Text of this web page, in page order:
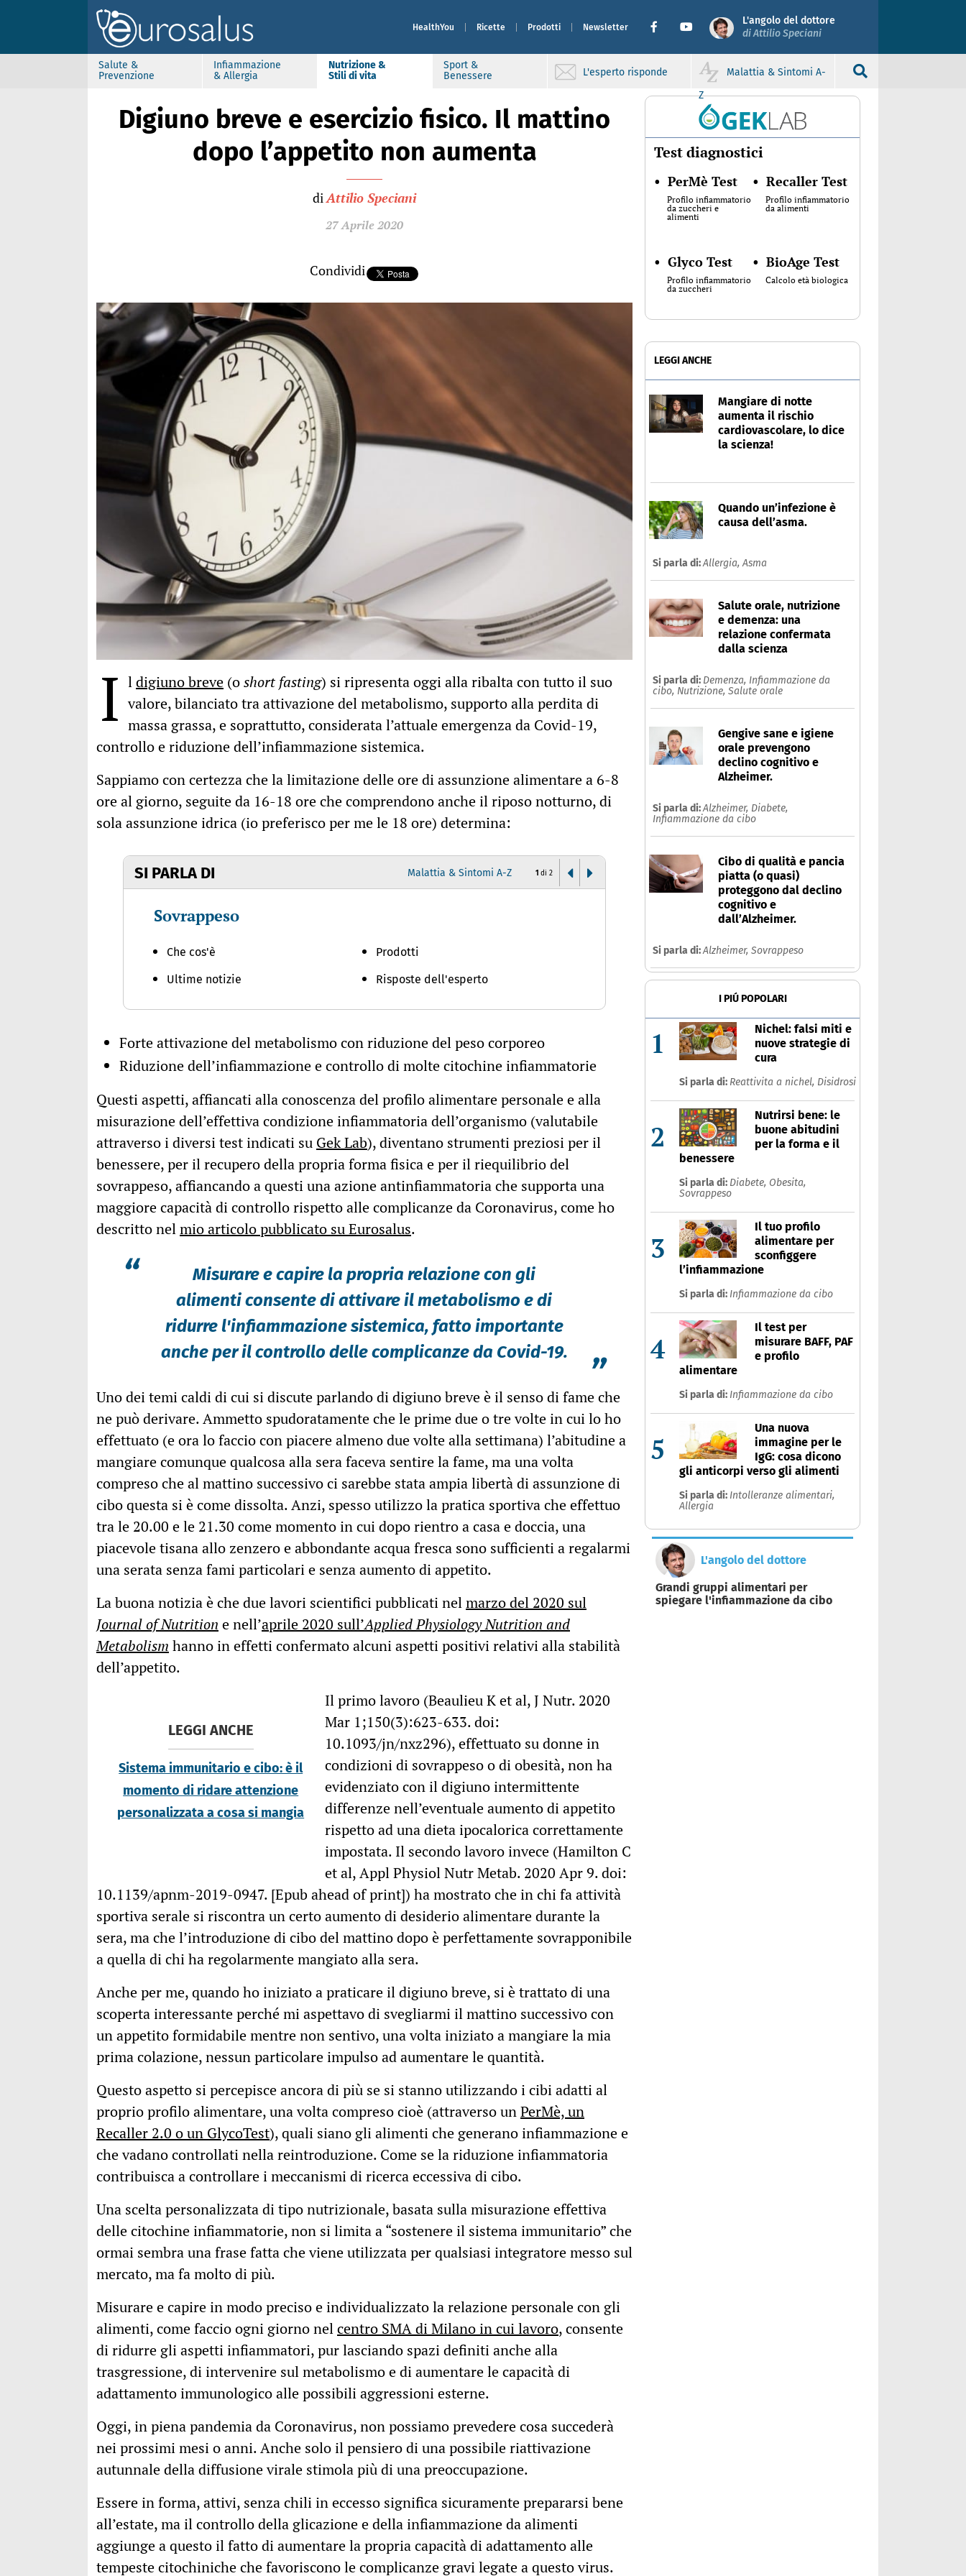
HealthYou Ricette Prodotti Newsletter
L'angolo del dottore
di Attilio Speciani
Salute &
Prevenzione
Infiammazione
& Allergia
Nutrizione &
Stili di vita
Sport &
Benessere
L'esperto risponde
Malattia & Sintomi A-
Z
Digiuno breve e esercizio fisico. Il mattino
dopo l’appetito non aumenta
diAttilio Speciani
27 Aprile 2020
Condividi
I ldigiuno breve (oshort fasting) si ripresenta oggi alla ribalta con tutto il suo
valore, bilanciato tra attivazione del metabolismo, supporto alla perdita di
massa grassa, e soprattutto, considerata l’attuale emergenza da Covid-19,
controllo e riduzione dell’infiammazione sistemica.
Sappiamo con certezza che la limitazione delle ore di assunzione alimentare a 6-8
ore al giorno, seguite da 16-18 ore che comprendono anche il riposo notturno, di
sola assunzione idrica (io preferisco per me le 18 ore) determina:
SI PARLA DI Malattia & Sintomi A-Z
Sovrappeso
Che cos'è
Ultime notizie
Prodotti
Risposte dell'esperto
Infiammazione da cibo
Che cos'è
Ultime notizie
Risposte
1 di 2
Forte attivazione del metabolismo con riduzione del peso corporeo
Riduzione dell’infiammazione e controllo di molte citochine infiammatorie
Questi aspetti, affiancati alla conoscenza del profilo alimentare personale e alla
misurazione dell’effettiva condizione infiammatoria dell’organismo (valutabile
attraverso i diversi test indicati su Gek Lab), diventano strumenti preziosi per il
benessere, per il recupero della propria forma fisica e per il riequilibrio del
sovrappeso, affiancando a questi una azione antinfiammatoria che supporta una
maggiore capacità di controllo rispetto alle complicanze da Coronavirus, come ho
descritto nelmio articolo pubblicato su Eurosalus.
“
Misurare e capire la propria relazione con gli
alimenti consente di attivare il metabolismo e di
ridurre l'infiammazione sistemica, fatto importante
anche per il controllo delle complicanze da Covid-19.
”
Uno dei temi caldi di cui si discute parlando di digiuno breve è il senso di fame che
ne può derivare. Ammetto spudoratamente che le prime due o tre volte in cui lo ho
effettuato (e ora lo faccio con piacere almeno due volte alla settimana) l’abitudine a
mangiare comunque qualcosa alla sera faceva sentire la fame, ma una volta
compreso che al mattino successivo ci sarebbe stata ampia libertà di assunzione di
cibo questa si è come dissolta. Anzi, spesso utilizzo la pratica sportiva che effettuo
tra le 20.00 e le 21.30 come momento in cui dopo rientro a casa e doccia, una
piacevole tisana allo zenzero e abbondante acqua fresca sono sufficienti a regalarmi
una serata senza fami particolari e senza aumento di appetito.
La buona notizia è che due lavori scientifici pubblicati nelmarzo del 2020 sul
Journal of Nutrition e nell’aprile 2020 sull’Applied Physiology Nutrition and
Metabolism hanno in effetti confermato alcuni aspetti positivi relativi alla stabilità
dell’appetito.
LEGGI ANCHE
Sistema immunitario e cibo: è il
momento di ridare attenzione
personalizzata a cosa si mangia
Il primo lavoro (Beaulieu K et al, J Nutr. 2020
Mar 1;150(3):623-633. doi:
10.1093/jn/nxz296), effettuato su donne in
condizioni di sovrappeso o di obesità, non ha
evidenziato con il digiuno intermittente
differenze nell’eventuale aumento di appetito
rispetto ad una dieta ipocalorica correttamente
impostata. Il secondo lavoro invece (Hamilton C
et al, Appl Physiol Nutr Metab. 2020 Apr 9. doi:
10.1139/apnm-2019-0947. [Epub ahead of print]) ha mostrato che in chi fa attività
sportiva serale si riscontra un certo aumento di desiderio alimentare durante la
sera, ma che l’introduzione di cibo del mattino dopo è perfettamente sovrapponibile
a quella di chi ha regolarmente mangiato alla sera.
Anche per me, quando ho iniziato a praticare il digiuno breve, si è trattato di una
scoperta interessante perché mi aspettavo di svegliarmi il mattino successivo con
un appetito formidabile mentre non sentivo, una volta iniziato a mangiare la mia
prima colazione, nessun particolare impulso ad aumentare le quantità.
Questo aspetto si percepisce ancora di più se si stanno utilizzando i cibi adatti al
proprio profilo alimentare, una volta compreso cioè (attraverso unPerMè, un
Recaller 2.0 o un GlycoTest), quali siano gli alimenti che generano infiammazione e
che vadano controllati nella reintroduzione. Come se la riduzione infiammatoria
contribuisca a controllare i meccanismi di ricerca eccessiva di cibo.
Una scelta personalizzata di tipo nutrizionale, basata sulla misurazione effettiva
delle citochine infiammatorie, non si limita a “sostenere il sistema immunitario” che
ormai sembra una frase fatta che viene utilizzata per qualsiasi integratore messo sul
mercato, ma fa molto di più.
Misurare e capire in modo preciso e individualizzato la relazione personale con gli
alimenti, come faccio ogni giorno nelcentro SMA di Milano in cui lavoro, consente
di ridurre gli aspetti infiammatori, pur lasciando spazi definiti anche alla
trasgressione, di intervenire sul metabolismo e di aumentare le capacità di
adattamento immunologico alle possibili aggressioni esterne.
Oggi, in piena pandemia da Coronavirus, non possiamo prevedere cosa succederà
nei prossimi mesi o anni. Anche solo il pensiero di una possibile riattivazione
autunnale della diffusione virale stimola più di una preoccupazione.
Essere in forma, attivi, senza chili in eccesso significa sicuramente prepararsi bene
all’estate, ma il controllo della glicazione e della infiammazione da alimenti
aggiunge a questo il fatto di aumentare la propria capacità di adattamento alle
tempeste citochiniche che favoriscono le complicanze gravi legate a questo virus.
Test diagnostici
• PerMè Test
Profilo infiammatorio
da zuccheri e
alimenti
• Recaller Test
Profilo infiammatorio
da alimenti
• Glyco Test
Profilo infiammatorio
da zuccheri
• BioAge Test
Calcolo età biologica
LEGGI ANCHE
Mangiare di notte
aumenta il rischio
cardiovascolare, lo dice
la scienza!
Quando un’infezione è
causa dell’asma.
Si parla di:Allergia,Asma
Salute orale, nutrizione
e demenza: una
relazione confermata
dalla scienza
Si parla di: Demenza, Infiammazione da
cibo, Nutrizione, Salute orale
Gengive sane e igiene
orale prevengono
declino cognitivo e
Alzheimer.
Si parla di:Alzheimer, Diabete,
Infiammazione da cibo
Cibo di qualità e pancia
piatta (o quasi)
proteggono dal declino
cognitivo e
dall’Alzheimer.
Si parla di:Alzheimer, Sovrappeso
I PIÚ POPOLARI
1
Nichel: falsi miti e
nuove strategie di
cura
Si parla di: Reattivita a nichel, Disidrosi
2
Nutrirsi bene: le
buone abitudini
per la forma e il
benessere
Si parla di: Diabete, Obesita,
Sovrappeso
3
Il tuo profilo
alimentare per
sconfiggere
l’infiammazione
Si parla di: Infiammazione da cibo
4
Il test per
misurare BAFF, PAF
e profilo
alimentare
Si parla di: Infiammazione da cibo
5
Una nuova
immagine per le
IgG: cosa dicono
gli anticorpi verso gli alimenti
Si parla di: Intolleranze alimentari,
Allergia
L'angolo del dottore
Grandi gruppi alimentari per
spiegare l'infiammazione da cibo